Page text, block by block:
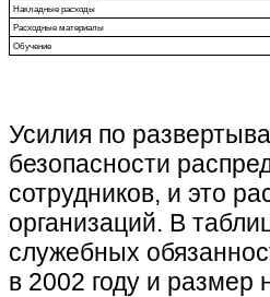
Накладные расходы
Расходные материалы
Обучение
Усилия по
безопасности
сотрудников, и это
организаций. В
служебных
в 2002 году и размер